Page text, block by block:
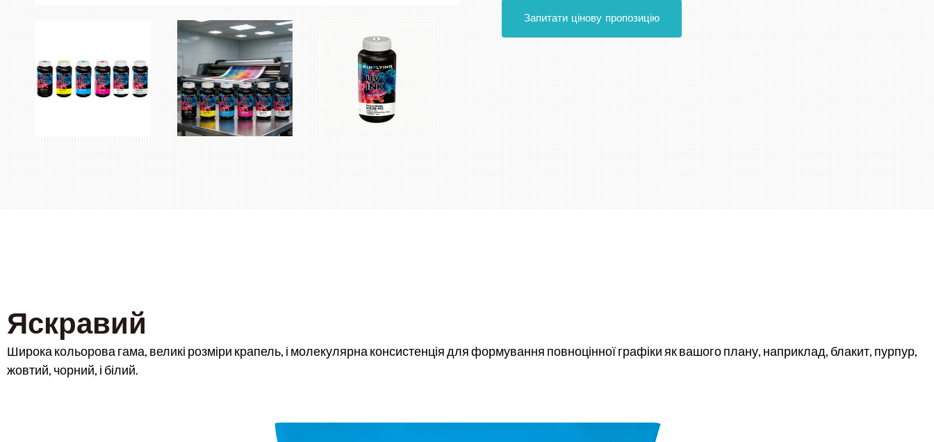
Запитати цінову пропозицію
Яскравий
Широка кольорова гама, великі розміри крапель, і молекулярна консистенція для формування повноцінної графіки як вашого плану, наприклад, блакит, пурпур,
жовтий, чорний, і білий.